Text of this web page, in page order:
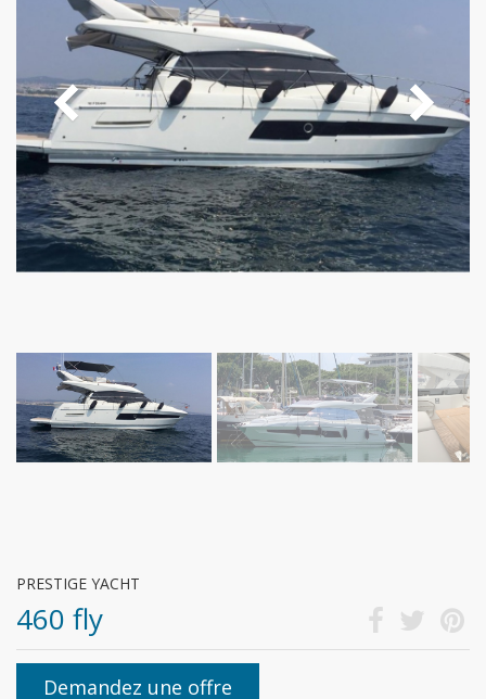
PRESTIGE YACHT
460 fly
Demandez une offre